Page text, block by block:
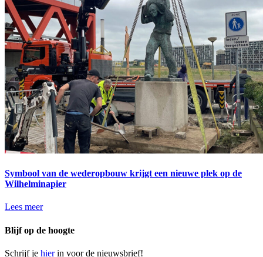
Symbool van de wederopbouw krijgt een nieuwe plek op de
Wilhelminapier
Lees meer
Blijf op de hoogte
Schrijf je hierin voor de nieuwsbrief!